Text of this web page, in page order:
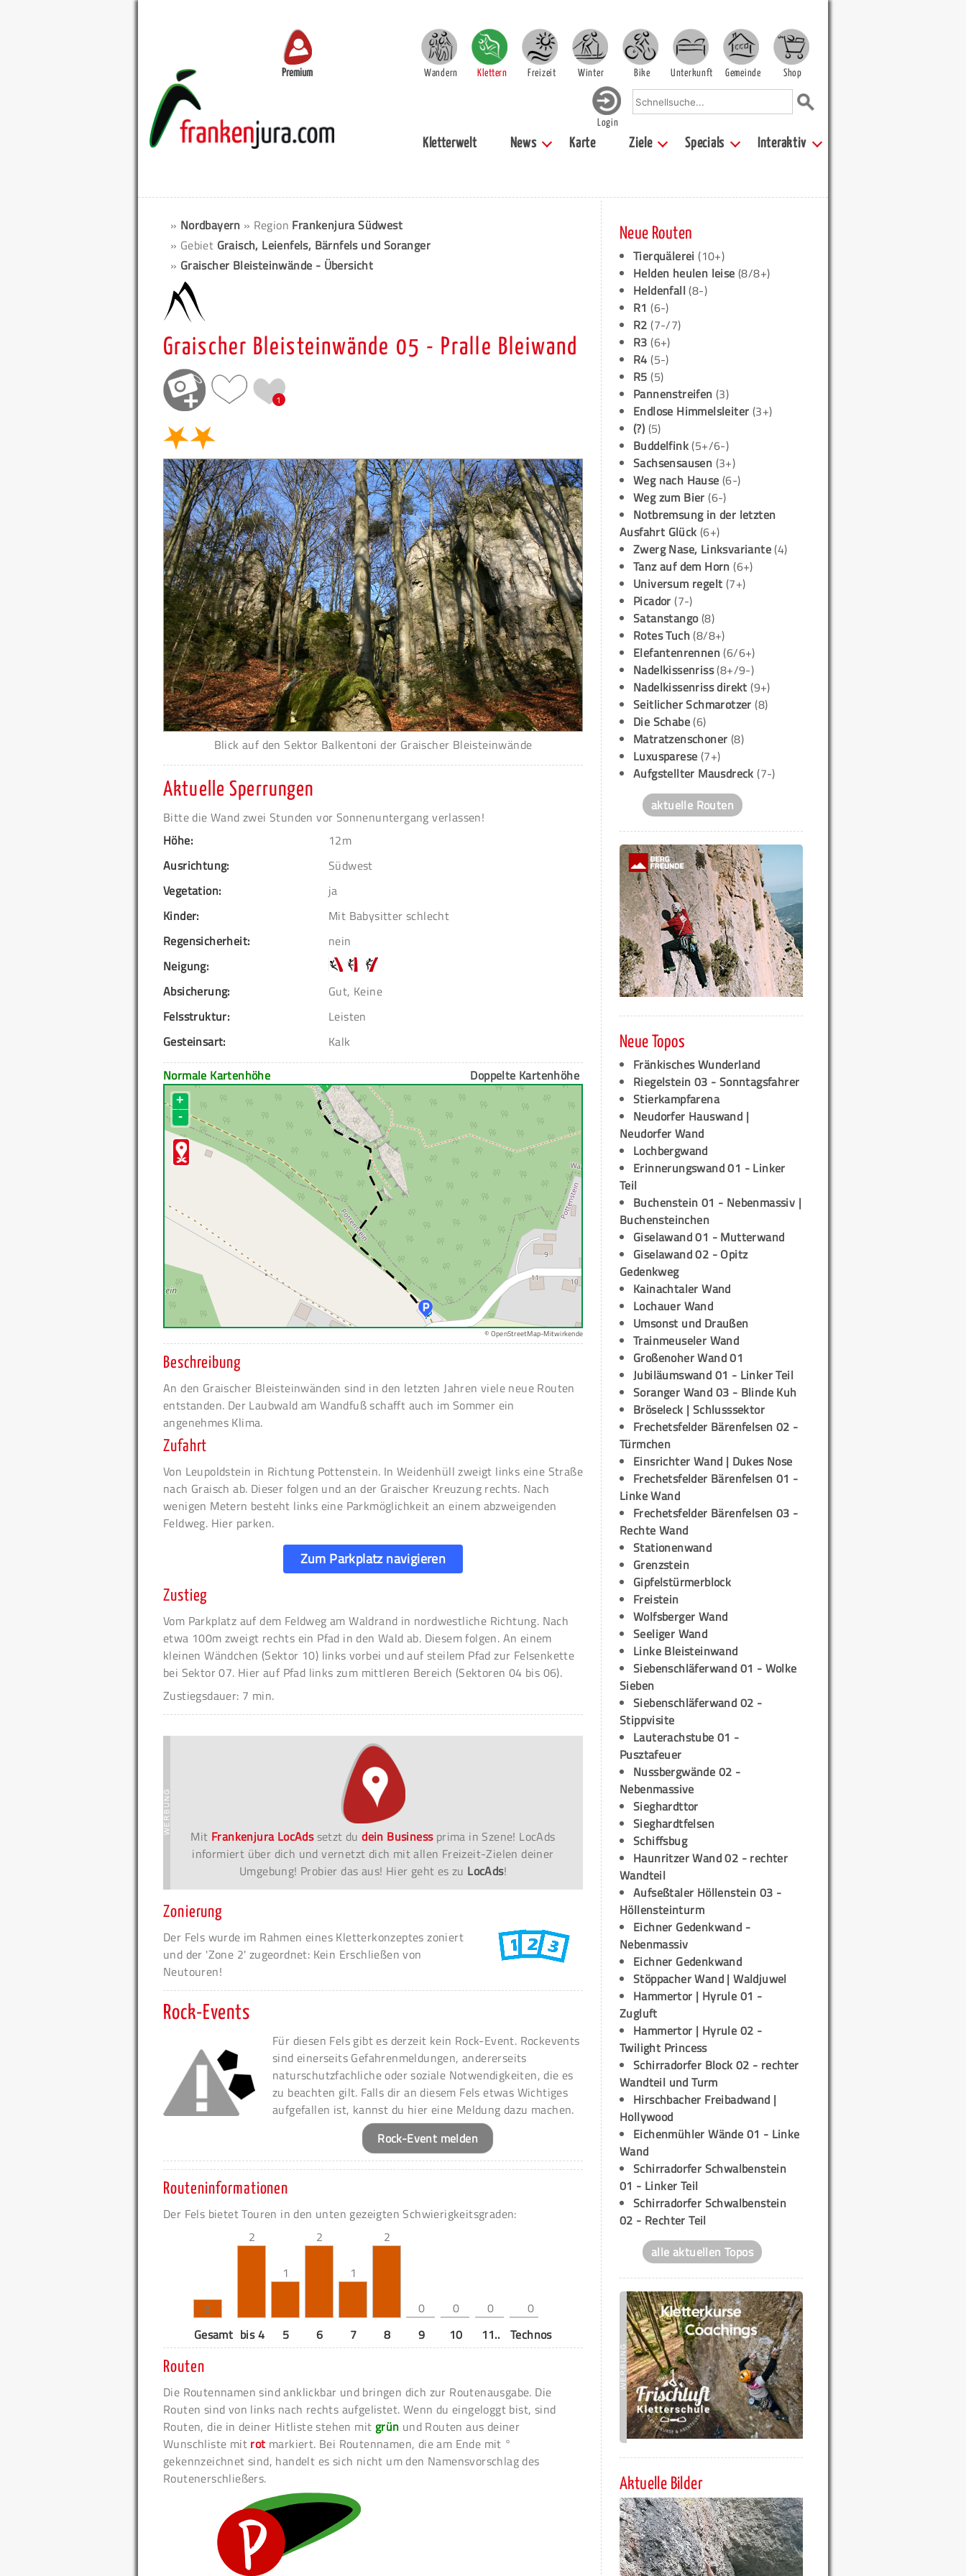
Premium Wandern Klettern Freizeit Winter Bike Unterkunft Gemeinde Shop
Login
Kletterwelt News Karte Ziele Specials Interaktiv
» Nordbayern » Region Frankenjura Südwest
» Gebiet Graisch, Leienfels, Bärnfels und Soranger
» Graischer Bleisteinwände - Übersicht
Graischer Bleisteinwände 05 - Pralle Bleiwand
1
Blick auf den Sektor Balkentoni der Graischer Bleisteinwände
Aktuelle Sperrungen
Bitte die Wand zwei Stunden vor Sonnenuntergang verlassen!
Höhe:
12m
Ausrichtung:
Südwest
Vegetation:
ja
Kinder:
Mit Babysitter schlecht
Regensicherheit:
nein
Neigung:
Absicherung:
Gut, Keine
Felsstruktur:
Leisten
Gesteinsart:
Kalk
Normale Kartenhöhe
Doppelte Kartenhöhe
+
-
© OpenStreetMap-Mitwirkende
Beschreibung
An den Graischer Bleisteinwänden sind in den letzten Jahren viele neue Routen
entstanden. Der Laubwald am Wandfuß schafft auch im Sommer ein
angenehmes Klima.
Zufahrt
Von Leupoldstein in Richtung Pottenstein. In Weidenhüll zweigt links eine Straße
nach Graisch ab. Dieser folgen und an der Graischer Kreuzung rechts. Nach
wenigen Metern besteht links eine Parkmöglichkeit an einem abzweigenden
Feldweg. Hier parken.
Zum Parkplatz navigieren
Zustieg
Vom Parkplatz auf dem Feldweg am Waldrand in nordwestliche Richtung. Nach
etwa 100m zweigt rechts ein Pfad in den Wald ab. Diesem folgen. An einem
kleinen Wändchen (Sektor 10) links vorbei und auf steilem Pfad zur Felsenkette
bei Sektor 07. Hier auf Pfad links zum mittleren Bereich (Sektoren 04 bis 06).
Zustiegsdauer: 7 min.
Mit Frankenjura LocAdssetzt dudein Businessprima in Szene! LocAds
informiert über dich und vernetzt dich mit allen Freizeit-Zielen deiner
Umgebung! Probier das aus! Hier geht es zu LocAds!
Zonierung
Der Fels wurde im Rahmen eines Kletterkonzeptes zoniert
und der 'Zone 2' zugeordnet: Kein Erschließen von
Neutouren!
Rock-Events
Für diesen Fels gibt es derzeit kein Rock-Event. Rockevents
sind einerseits Gefahrenmeldungen, andererseits
naturschutzfachliche oder soziale Notwendigkeiten, die es
zu beachten gilt. Falls dir an diesem Fels etwas Wichtiges
aufgefallen ist, kannst du hier eine Meldung dazu machen.
Rock-Event melden
Routeninformationen
Der Fels bietet Touren in den unten gezeigten Schwierigkeitsgraden:
8
2
1
2
1
2
0 0 0
0
Gesamt bis 4 5 6 7 8 9 10 11.. Technos
Routen
Die Routennamen sind anklickbar und bringen dich zur Routenausgabe. Die
Routen sind von links nach rechts aufgelistet. Wenn du eingeloggt bist, sind
Routen, die in deiner Hitliste stehen mit grün und Routen aus deiner
Wunschliste mit rot markiert. Bei Routennamen, die am Ende mit °
gekennzeichnet sind, handelt es sich nicht um den Namensvorschlag des
Routenerschließers.
Neue Routen
Tierquälerei (10+)
Helden heulen leise(8/8+)
Heldenfall(8-)
R1 (6-)
R2 (7-/7)
R3 (6+)
R4 (5-)
R5 (5)
Pannenstreifen (3)
Endlose Himmelsleiter (3+)
(?) (5)
Buddelfink(5+/6-)
Sachsensausen (3+)
Weg nach Hause (6-)
Weg zum Bier (6-)
Notbremsung in der letzten
Ausfahrt Glück (6+)
Zwerg Nase, Linksvariante(4)
Tanz auf dem Horn (6+)
Universum regelt (7+)
Picador (7-)
Satanstango(8)
Rotes Tuch(8/8+)
Elefantenrennen(6/6+)
Nadelkissenriss(8+/9-)
Nadelkissenriss direkt (9+)
Seitlicher Schmarotzer (8)
Die Schabe(6)
Matratzenschoner (8)
Luxusparese (7+)
Aufgstellter Mausdreck (7-)
aktuelle Routen
Neue Topos
Fränkisches Wunderland
Riegelstein 03 - Sonntagsfahrer
Stierkampfarena
Neudorfer Hauswand |
Neudorfer Wand
Lochbergwand
Erinnerungswand 01 - Linker
Teil
Buchenstein 01 - Nebenmassiv |
Buchensteinchen
Giselawand 01 - Mutterwand
Giselawand 02 - Opitz
Gedenkweg
Kainachtaler Wand
Lochauer Wand
Umsonst und Draußen
Trainmeuseler Wand
Großenoher Wand 01
Jubiläumswand 01 - Linker Teil
Soranger Wand 03 - Blinde Kuh
Bröseleck | Schlusssektor
Frechetsfelder Bärenfelsen 02 -
Türmchen
Einsrichter Wand | Dukes Nose
Frechetsfelder Bärenfelsen 01 -
Linke Wand
Frechetsfelder Bärenfelsen 03 -
Rechte Wand
Stationenwand
Grenzstein
Gipfelstürmerblock
Freistein
Wolfsberger Wand
Seeliger Wand
Linke Bleisteinwand
Siebenschläferwand 01 - Wolke
Sieben
Siebenschläferwand 02 -
Stippvisite
Lauterachstube 01 -
Pusztafeuer
Nussbergwände 02 -
Nebenmassive
Sieghardttor
Sieghardtfelsen
Schiffsbug
Haunritzer Wand 02 - rechter
Wandteil
Aufseßtaler Höllenstein 03 -
Höllensteinturm
Eichner Gedenkwand -
Nebenmassiv
Eichner Gedenkwand
Stöppacher Wand | Waldjuwel
Hammertor | Hyrule 01 -
Zugluft
Hammertor | Hyrule 02 -
Twilight Princess
Schirradorfer Block 02 - rechter
Wandteil und Turm
Hirschbacher Freibadwand |
Hollywood
Eichenmühler Wände 01 - Linke
Wand
Schirradorfer Schwalbenstein
01 - Linker Teil
Schirradorfer Schwalbenstein
02 - Rechter Teil
alle aktuellen Topos
Aktuelle Bilder